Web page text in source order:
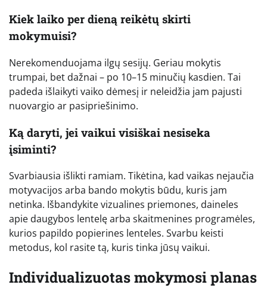
Kiek laiko per dieną reikėtų skirti
mokymuisi?
Nerekomenduojama ilgų sesijų. Geriau mokytis
trumpai, bet dažnai – po 10–15 minučių kasdien. Tai
padeda išlaikyti vaiko dėmesį ir neleidžia jam pajusti
nuovargio ar pasipriešinimo.
Ką daryti, jei vaikui visiškai nesiseka
įsiminti?
Svarbiausia išlikti ramiam. Tikėtina, kad vaikas nejaučia
motyvacijos arba bando mokytis būdu, kuris jam
netinka. Išbandykite vizualines priemones, daineles
apie daugybos lentelę arba skaitmenines programėles,
kurios papildo popierines lenteles. Svarbu keisti
metodus, kol rasite tą, kuris tinka jūsų vaikui.
Individualizuotas mokymosi planas